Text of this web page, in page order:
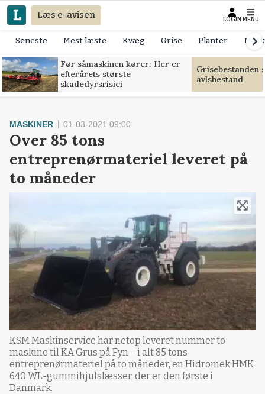
Læs e-avisen LOGIN MENU
Seneste Mest læste Kvæg Grise Planter
Før såmaskinen kører: Her er
efterårets største
skadedyrsrisici
Grisebestanden
avlsbestand
MASKINER 01-03-2021 09:00
Over 85 tons
entreprenørmateriel leveret på
to måneder
KSM Maskinservice har netop leveret nummer to
maskine til KA Grus på Fyn – i alt 85 tons
entreprenørmateriel på to måneder, en Hidromek HMK
640 WL-gummihjulslæsser, der er den første i
Danmark.